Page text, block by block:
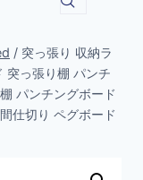
/ 突っ張り 収納ラ
突っ張り棚 パンチ
パンチングボード
仕切り ペグボード